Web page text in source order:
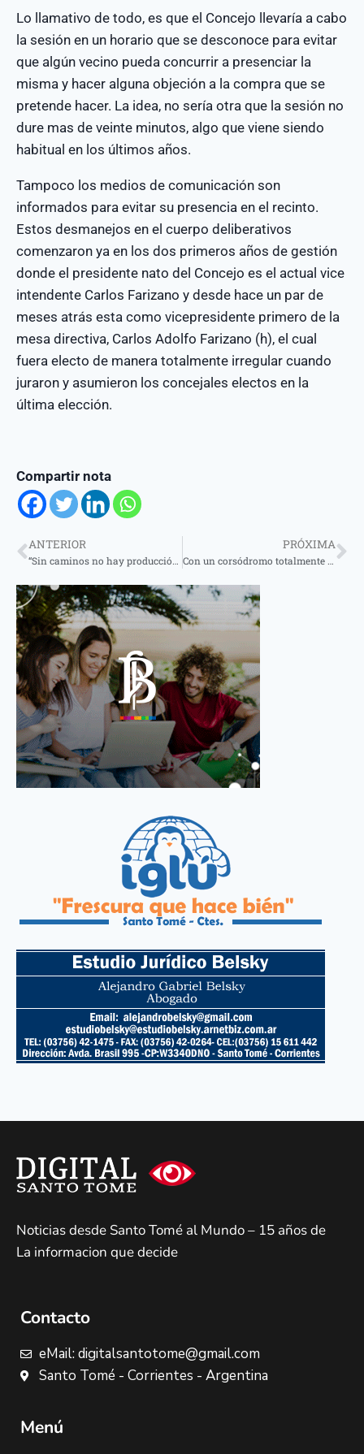
Lo llamativo de todo, es que el Concejo llevaría a cabo
la sesión en un horario que se desconoce para evitar
que algún vecino pueda concurrir a presenciar la
misma y hacer alguna objeción a la compra que se
pretende hacer. La idea, no sería otra que la sesión no
dure mas de veinte minutos, algo que viene siendo
habitual en los últimos años.
Tampoco los medios de comunicación son
informados para evitar su presencia en el recinto.
Estos desmanejos en el cuerpo deliberativos
comenzaron ya en los dos primeros años de gestión
donde el presidente nato del Concejo es el actual vice
intendente Carlos Farizano y desde hace un par de
meses atrás esta como vicepresidente primero de la
mesa directiva, Carlos Adolfo Farizano (h), el cual
fuera electo de manera totalmente irregular cuando
juraron y asumieron los concejales electos en la
última elección.
Compartir nota
ANTERIOR
“Sin caminos no hay producción” advierten desde sectores productivos
PRÓXIMA
Con un corsódromo totalmente colmado de público, se desarrolló la 3ra noche de desfile del carnaval santotomeño
Noticias desde Santo Tomé al Mundo – 15 años de
La informacion que decide
Contacto
eMail: digitalsantotome@gmail.com
Santo Tomé - Corrientes - Argentina
Menú